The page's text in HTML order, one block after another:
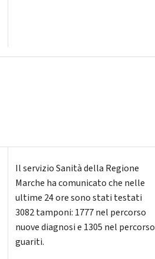
Il servizio Sanità della Regione
Marche ha comunicato che nelle
ultime 24 ore sono stati testati
3082 tamponi: 1777 nel percorso
nuove diagnosi e 1305 nel percorso
guariti.